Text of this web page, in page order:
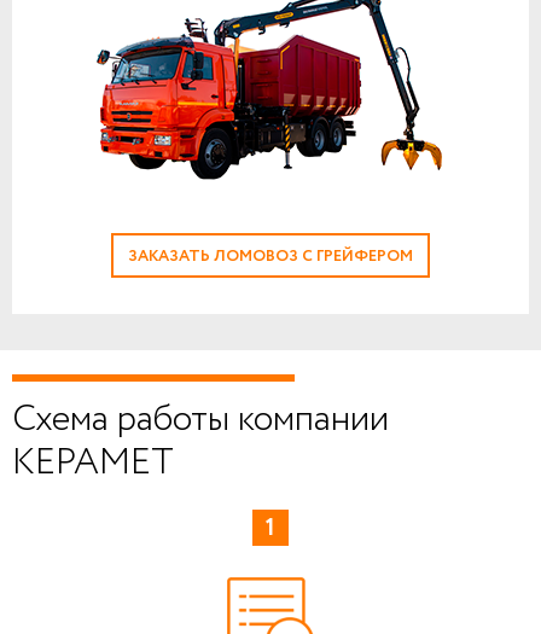
ЗАКАЗАТЬ ЛОМОВОЗ С ГРЕЙФЕРОМ
Схема работы компании
КЕРАМЕТ